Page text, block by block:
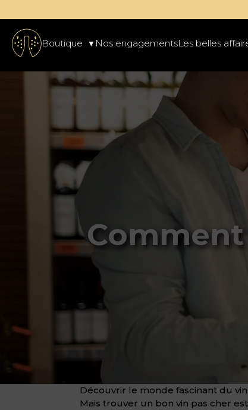
Boutique Nos engagementsLes belles
Découvrir le monde fascinant du
Mais trouver un bon vin pas cher